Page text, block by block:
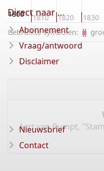
1800 1810 1820 1830
Gebruikte symbolen:
Aart van Rumpt,
Direct naar ...
Abonnement
Vraag/antwoord
Disclaimer
Nieuwsbrief
Contact